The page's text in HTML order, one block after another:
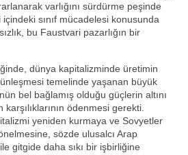
varlığını sürdürme peşinde
sınıf mücadelesi konusunda
bu Faustvari pazarlığın bir
dünya kapitalizminde üretimin
temelinde yaşanan büyük
bel bağlamış olduğu güçlerin altını
ödenmesi gerekti.
yeniden kurmaya ve Sovyetler
sözde ulusalcı Arap
gitgide daha sıkı bir işbirliğine